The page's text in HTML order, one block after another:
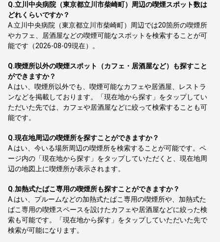
Q.立川中央病院（東京都立川市柴崎町）周辺の喫煙スポット数は
どれくらいですか？
A. 立川中央病院（東京都立川市柴崎町）周辺では20箇所の喫煙所
やカフェ、居酒屋などの喫煙可能なスポットを検索することが可
能です（2026-08-09現在）。
Q.喫煙所以外の喫煙スポット（カフェ・居酒屋など）も探すこと
ができますか？
A. はい、喫煙所以外でも、喫煙可能なカフェや居酒屋、レストラ
ンなどを掲載しております。「現在地から探す」をタップしてい
ただいた先では、カフェや居酒屋などに絞って検索することも可
能です。
Q.現在地周辺の喫煙所を探すことができますか？
A. はい、今いる場所周辺の喫煙所を検索することが可能です。ペ
ージ内の「現在地から探す」をタップしていただくと、現在地周
辺の地図上に喫煙所が表示されます。
Q.加熱式たばこ専用の喫煙所も探すことができますか？
A. はい、プルームなどの加熱式たばこ専用の喫煙所や、加熱式た
ばこ専用の喫煙スペースを設けたカフェや居酒屋などに絞った検
索も可能です。「現在地から探す」をタップしていただいた先で
検索が可能になります。